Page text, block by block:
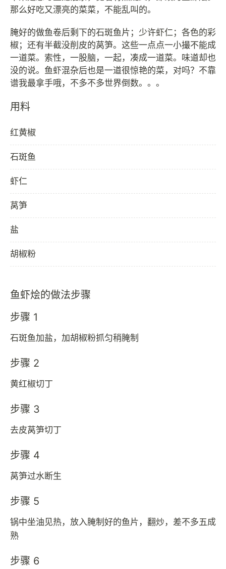
那么好吃又漂亮的菜菜，不能乱叫的。
腌好的做鱼卷后剩下的石斑鱼片；少许虾仁；各色的彩
椒；还有半截没削皮的莴笋。这些一点点一小撮不能成
一道菜。索性，一股脑，一起，凑成一道菜。味道却也
没的说。鱼虾混杂后也是一道很惊艳的菜，对吗？不靠
用料
红黄椒
石斑鱼
虾仁
莴笋
盐
胡椒粉
鱼虾烩的做法步骤
步骤 1
石斑鱼加盐，加胡椒粉抓匀稍腌制
步骤 2
黄红椒切丁
步骤 3
去皮莴笋切丁
步骤 4
莴笋过水断生
步骤 5
锅中坐油见热，放入腌制好的鱼片，翻炒，差不多五成
熟
步骤 6